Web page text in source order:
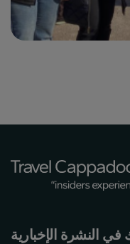
في النشرة الإخبارية